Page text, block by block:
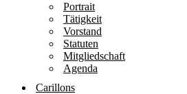
Portrait
Tätigkeit
Vorstand
Statuten
Mitgliedschaft
Agenda
Carillons